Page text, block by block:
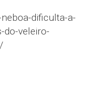
dificulta-a-
do-veleiro-